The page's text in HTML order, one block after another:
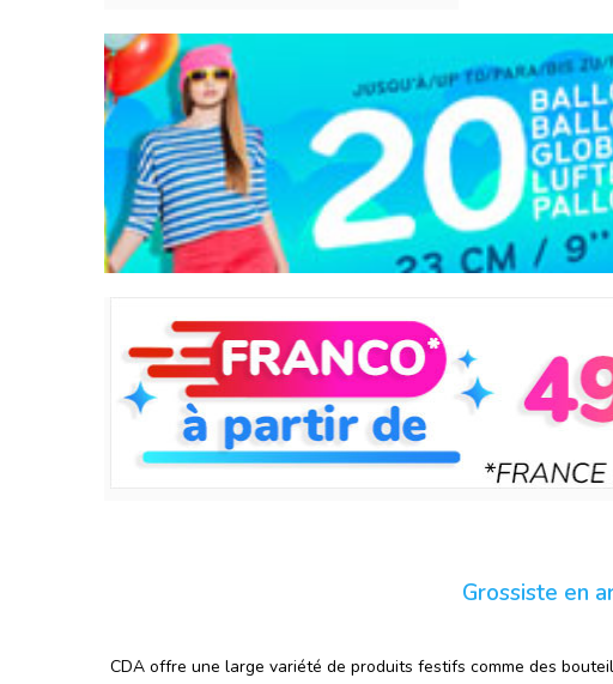
Grossiste en
CDA offre une large variété de produits festifs comme des